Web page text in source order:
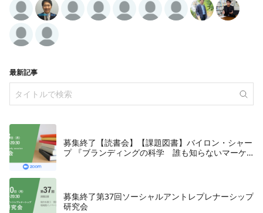
最新記事
募集終了【読書会】【課題図書】バイロン・シャー
プ 『ブランディングの科学 誰も知らないマーケ
募集終了第37回ソーシャルアントレプレナーシップ
研究会